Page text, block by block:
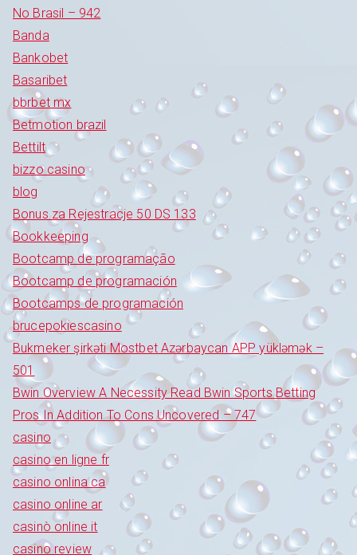
No Brasil – 942
Banda
Bankobet
Basaribet
bbrbet mx
Betmotion brazil
Bettilt
bizzo casino
blog
Bonus za Rejestracje 50 DS 133
Bookkeeping
Bootcamp de programação
Bootcamp de programación
Bootcamps de programación
brucepokiescasino
Bukmeker şirkəti Mostbet Azərbaycan APP yükləmək –
501
Bwin Overview A Necessity Read Bwin Sports Betting
Pros In Addition To Cons Uncovered – 747
casino
casino en ligne fr
casino onlina ca
casino online ar
casinò online it
casino review